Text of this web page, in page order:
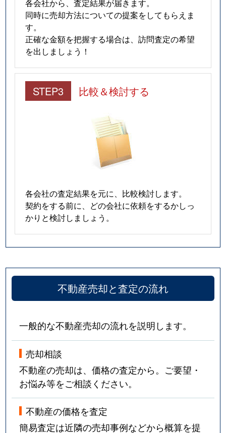
各会社から、査定結果が届きます。
同時に売却方法についての提案をしてもらえま
す。
正確な金額を把握する場合は、訪問査定の希望
を出しましょう！
STEP3 比較＆検討する
各会社の査定結果を元に、比較検討します。
契約をする前に、どの会社に依頼をするかしっ
かりと検討しましょう。
不動産売却と査定の流れ
一般的な不動産売却の流れを説明します。
売却相談
不動産の売却は、価格の査定から。ご要望・
お悩み等をご相談ください。
不動産の価格を査定
簡易査定は近隣の売却事例などから概算を提